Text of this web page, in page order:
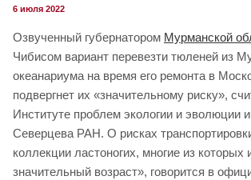
6 июля 2022
Озвученный губернатором Мурманской
Чибисом вариант перевезти тюленей из
океанариума на время его ремонта в
подвергнет их «значительному риску»,
Институте проблем экологии и эволюции
Северцева РАН. О рисках
коллекции ластоногих, многие из которых
значительный возраст», говорится в